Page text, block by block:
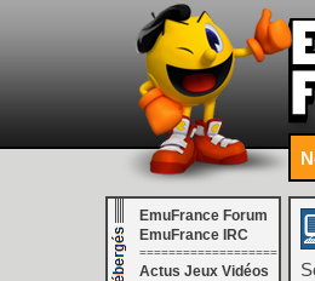
EmuFrance Forum
EmuFrance IRC
===================
Actus Jeux Vidéos